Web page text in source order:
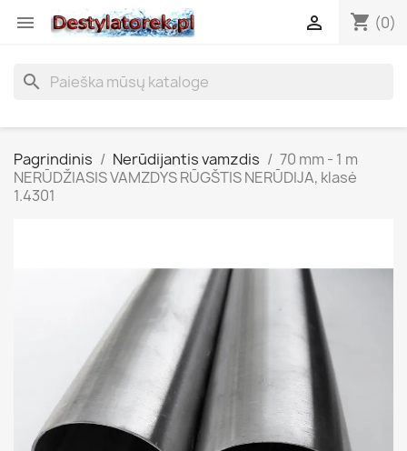
 shopping_cart (0)

search
Pagrindinis Nerūdijantis vamzdis
70 mm - 1 m
NERŪDŽIASIS VAMZDYS RŪGŠTIS NERŪDIJA, klasė
1.4301